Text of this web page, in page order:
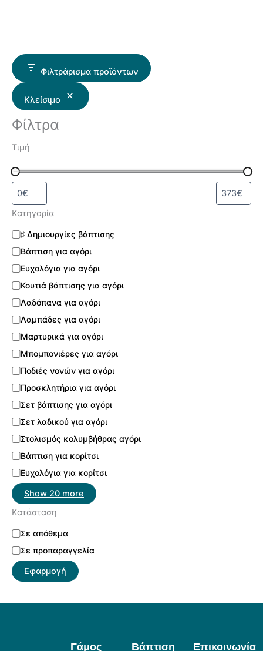
Φιλτράρισμα προϊόντων
Κλείσιμο
Φίλτρα
Τιμή
Κατηγορία
♯ Δημιουργίες βάπτισης
Βάπτιση για αγόρι
Ευχολόγια για αγόρι
Κουτιά βάπτισης για αγόρι
Λαδόπανα για αγόρι
Λαμπάδες για αγόρι
Μαρτυρικά για αγόρι
Μπομπονιέρες για αγόρι
Ποδιές νονών για αγόρι
Προσκλητήρια για αγόρι
Σετ βάπτισης για αγόρι
Σετ λαδικού για αγόρι
Στολισμός κολυμβήθρας αγόρι
Βάπτιση για κορίτσι
Ευχολόγια για κορίτσι
Show 20 more
Κατάσταση
Σε απόθεμα
Σε προπαραγγελία
Εφαρμογή
Γάμος Βάπτιση Επικοινωνία